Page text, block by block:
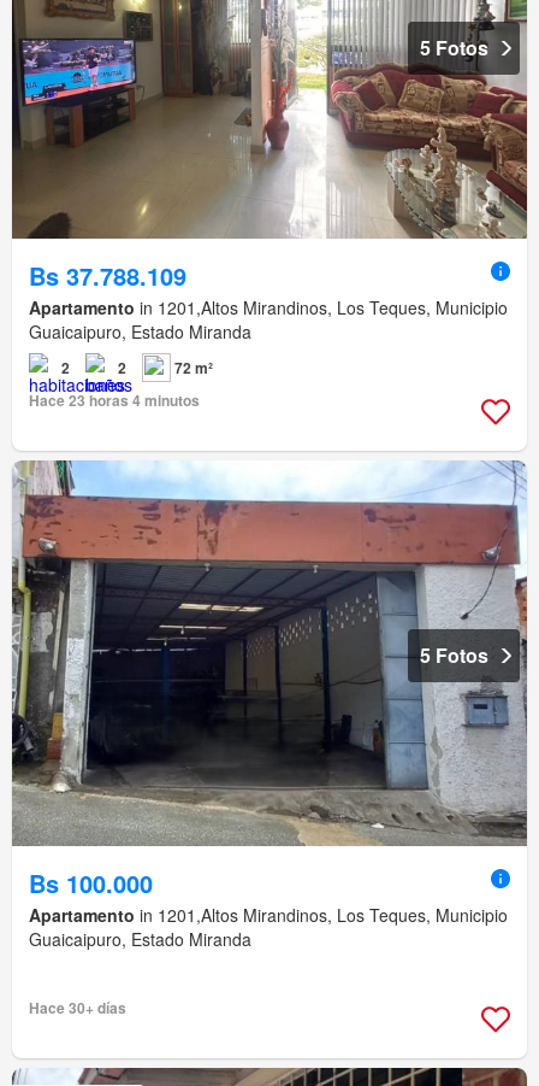
5 Fotos
Bs 37.788.109
Apartamento in 1201,Altos Mirandinos, Los Teques, Municipio
Guaicaipuro, Estado Miranda
2 2
72 m²
Hace 23 horas 4 minutos
5 Fotos
Bs 100.000
Apartamento in 1201,Altos Mirandinos, Los Teques, Municipio
Guaicaipuro, Estado Miranda
Hace 30+ días